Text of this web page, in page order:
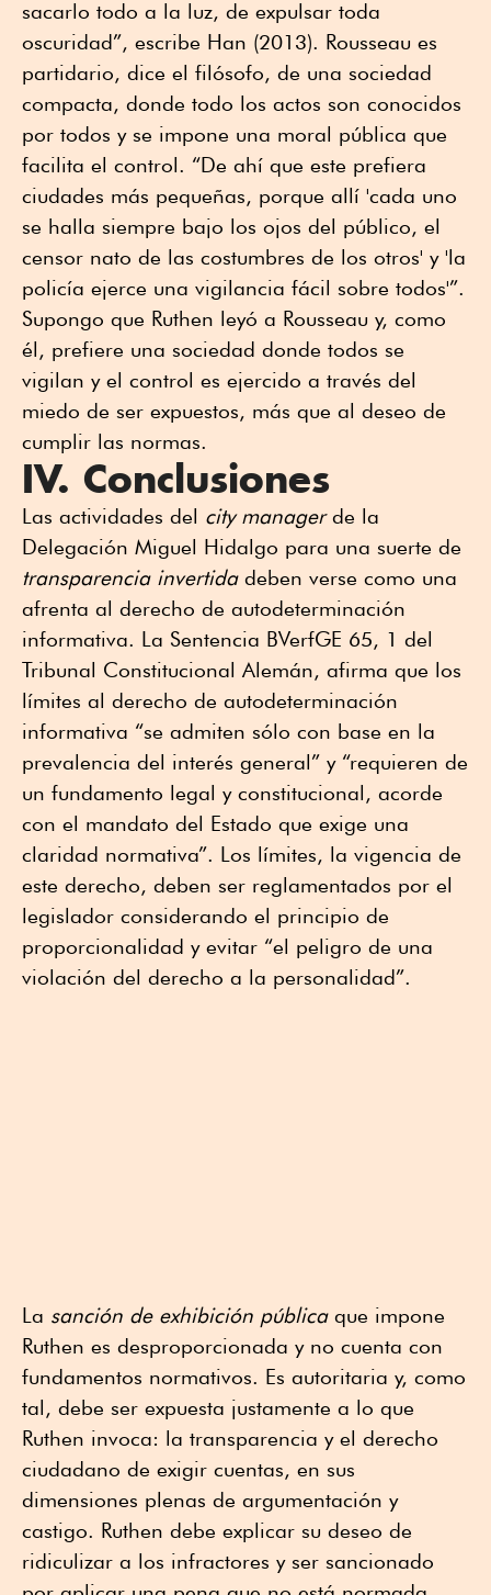
sacarlo todo a la luz, de expulsar toda
oscuridad”, escribe Han (2013). Rousseau es
partidario, dice el filósofo, de una sociedad
compacta, donde todo los actos son conocidos
por todos y se impone una moral pública que
facilita el control. “De ahí que este prefiera
ciudades más pequeñas, porque allí 'cada uno
se halla siempre bajo los ojos del público, el
censor nato de las costumbres de los otros' y 'la
policía ejerce una vigilancia fácil sobre todos'”.
Supongo que Ruthen leyó a Rousseau y, como
él, prefiere una sociedad donde todos se
vigilan y el control es ejercido a través del
miedo de ser expuestos, más que al deseo de
cumplir las normas.
IV. Conclusiones
Las actividades del city managerde la
Delegación Miguel Hidalgo para una suerte de
transparencia invertidadeben verse como una
afrenta al derecho de autodeterminación
informativa. La Sentencia BVerfGE 65, 1 del
Tribunal Constitucional Alemán, afirma que los
límites al derecho de autodeterminación
informativa “se admiten sólo con base en la
prevalencia del interés general” y “requieren de
un fundamento legal y constitucional, acorde
con el mandato del Estado que exige una
claridad normativa”. Los límites, la vigencia de
este derecho, deben ser reglamentados por el
legislador considerando el principio de
proporcionalidad y evitar “el peligro de una
violación del derecho a la personalidad”.
La sanción de exhibición públicaque impone
Ruthen es desproporcionada y no cuenta con
fundamentos normativos. Es autoritaria y, como
tal, debe ser expuesta justamente a lo que
Ruthen invoca: la transparencia y el derecho
ciudadano de exigir cuentas, en sus
dimensiones plenas de argumentación y
castigo. Ruthen debe explicar su deseo de
ridiculizar a los infractores y ser sancionado